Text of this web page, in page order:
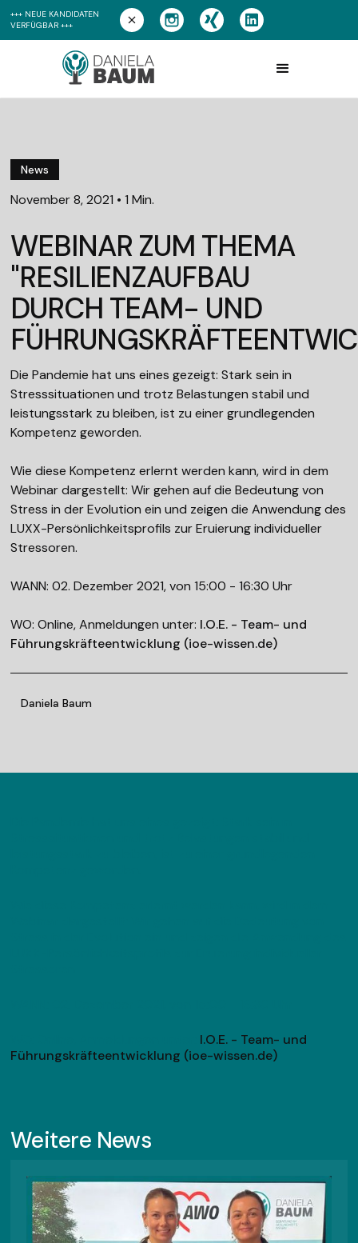
+++ NEUE KANDIDATEN
VERFÜGBAR +++
News
November 8, 2021 • 1 Min.
WEBINAR ZUM THEMA
"RESILIENZAUFBAU
DURCH TEAM- UND
Die Pandemie hat uns eines gezeigt: Stark sein in
Stresssituationen und trotz Belastungen stabil und
leistungsstark zu bleiben, ist zu einer grundlegenden
Kompetenz geworden.
Wie diese Kompetenz erlernt werden kann, wird in dem
Webinar dargestellt: Wir gehen auf die Bedeutung von
Stress in der Evolution ein und zeigen die Anwendung des
LUXX-Persönlichkeitsprofils zur Eruierung individueller
Stressoren.
WANN: 02. Dezember 2021, von 15:00 - 16:30 Uhr
WO: Online, Anmeldungen unter: I.O.E. - Team- und
Führungskräfteentwicklung (ioe-wissen.de)
Daniela Baum
I.O.E. - Team- und
Führungskräfteentwicklung (ioe-wissen.de)
Weitere News